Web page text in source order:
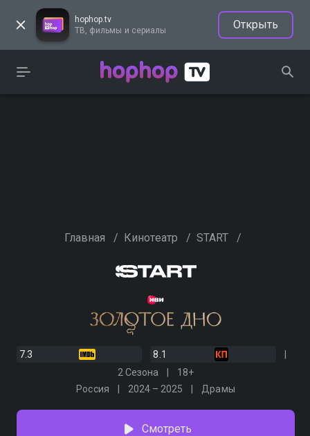
hophop.tv
ТВ, фильмы и сериалы
Открыть
Главная / Кинотеатр / START /
7.3
8.1
2 Сезона
18+
Россия
2024 – 2025 Драмы
Смотреть